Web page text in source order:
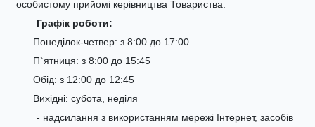
особистому прийомі керівництва Товариства.
Графік роботи:
Понеділок-четвер: з 8:00 до 17:00
П`ятниця: з 8:00 до 15:45
Обід: з 12:00 до 12:45
Вихідні: субота, неділя
- надсилання з використанням мережі Інтернет, засобів